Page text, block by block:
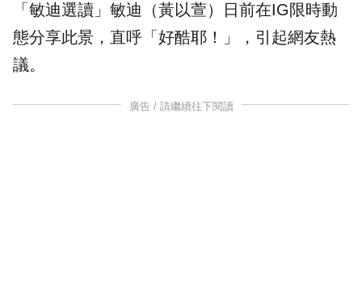
「敏迪選讀」敏迪（黃以萱）日前在IG限時動
態分享此景，直呼「好酷耶！」，引起網友熱
議。
廣告 / 請繼續往下閱讀